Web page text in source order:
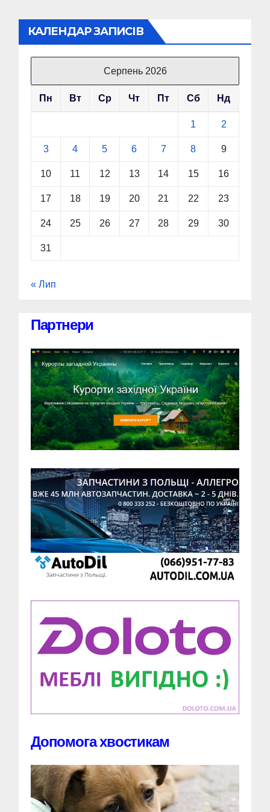
КАЛЕНДАР ЗАПИСІВ
Серпень 2026
Пн Вт Ср Чт Пт Сб Нд
1 2
3 4 5 6 7 8 9
10 11 12 13 14 15 16
17 18 19 20 21 22 23
24 25 26 27 28 29 30
31
« Лип
Партнери
Допомога хвостикам